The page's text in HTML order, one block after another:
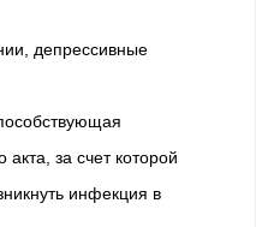
депрессивные
за счет которой
инфекция в